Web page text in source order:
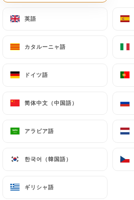
メニュー
英語
カタルーニャ語
ドイツ語
简体中文（中国語）
アラビア語
한국어（韓国語）
ギリシャ語
ギャラリー
英語
カタルーニャ語
ドイツ語
简体中文（中国語）
アラビア語
한국어（韓国語）
ギリシャ語